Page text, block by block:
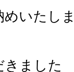
いたし
きました